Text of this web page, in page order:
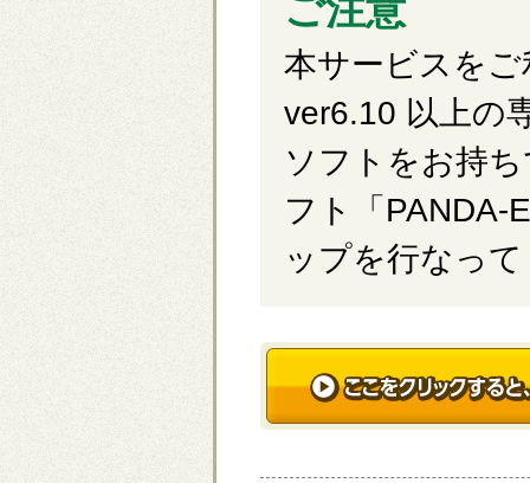
ご注意
本サービスを
ver6.10 以上の
ソフトをお持
フト「PANDA-
ップを行なっ